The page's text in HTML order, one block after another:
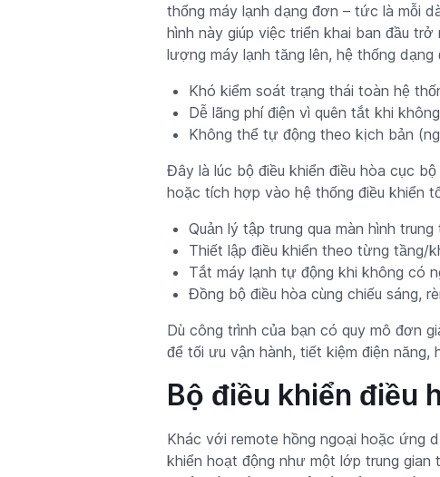
thống máy lạnh dạng đơn – tức là mỗi
hình này giúp việc triển khai ban đầu
lượng máy lạnh tăng lên, hệ thống
Khó kiểm soát trạng thái toàn hệ
Dễ lãng phí điện vì quên tắt khi
Không thể tự động theo kịch bản
Đây là lúc bộ điều khiển điều hòa cục
hoặc tích hợp vào hệ thống điều khiển
Quản lý tập trung qua màn hình
Thiết lập điều khiển theo từng tầng/
Tắt máy lạnh tự động khi không có
Đồng bộ điều hòa cùng chiếu sáng,
Dù công trình của bạn có quy mô đơn
để tối ưu vận hành, tiết kiệm điện
Bộ điều khiển điều
Khác với remote hồng ngoại hoặc ứng
khiển hoạt động như một lớp trung gian